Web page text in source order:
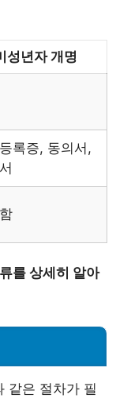
성년자 개명
록증, 동의서,
를 상세히 알아
같은 절차가 필